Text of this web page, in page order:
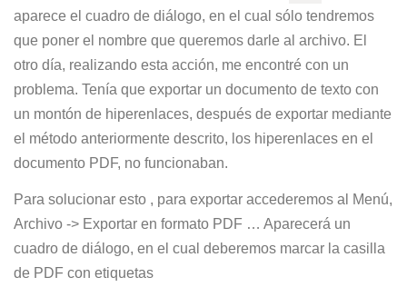
aparece el cuadro de diálogo, en el cual sólo tendremos
que poner el nombre que queremos darle al archivo. El
otro día, realizando esta acción, me encontré con un
problema. Tenía que exportar un documento de texto con
un montón de hiperenlaces, después de exportar mediante
el método anteriormente descrito, los hiperenlaces en el
documento PDF, no funcionaban.
Para solucionar esto , para exportar accederemos al Menú,
Archivo -> Exportar en formato PDF … Aparecerá un
cuadro de diálogo, en el cual deberemos marcar la casilla
de PDF con etiquetas